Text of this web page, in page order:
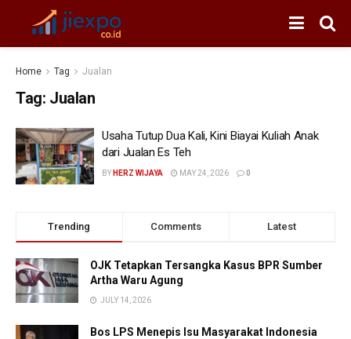
Home Tag Jualan
Tag: Jualan
Usaha Tutup Dua Kali, Kini Biayai Kuliah Anak
dari Jualan Es Teh
BY HERZ WIJAYA MAY 24, 2026 0
Trending Comments Latest
OJK Tetapkan Tersangka Kasus BPR Sumber
Artha Waru Agung
JULY 14, 2026
Bos LPS Menepis Isu Masyarakat Indonesia